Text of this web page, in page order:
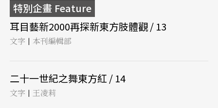
特別企畫 Feature
耳目藝新2000再探新東方肢體觀 / 13
文字 | 本刊編輯部
二十一世紀之舞東方紅 / 14
文字 | 王凌莉